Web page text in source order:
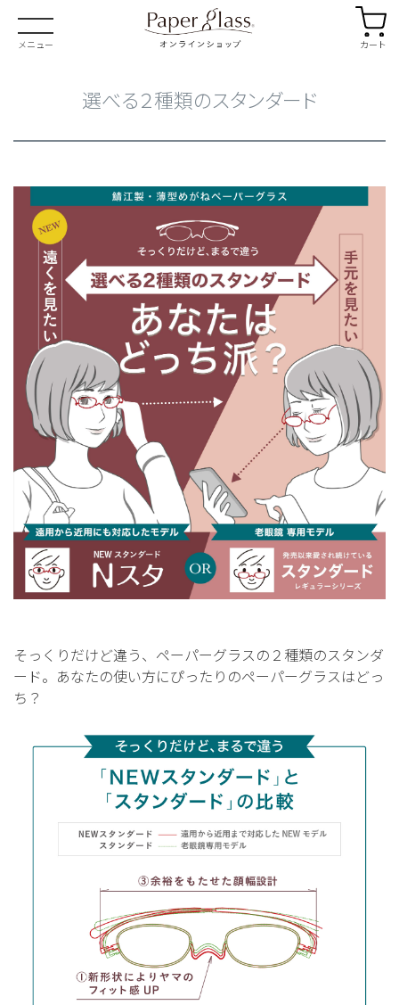
メニュー カート
選べる２種類のスタンダード
そっくりだけど違う、ペーパーグラスの２種類のスタンダ
ード。あなたの使い方にぴったりのペーパーグラスはどっ
ち？